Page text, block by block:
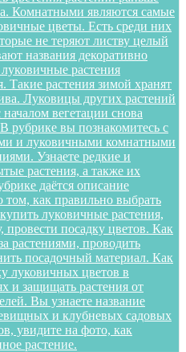
Комнатными являются самые
цветы. Есть среди них
не теряют листву целый
названия декоративно
растения
Такие растения зимой хранят
Луковицы других растений
вегетации снова
рубрике вы познакомитесь с
и луковичными комнатными
Узнаете редкие и
растения, а также их
даётся описание
том, как правильно выбрать
луковичные растения,
провести посадку цветов. Как
растениями, проводить
посадочный материал. Как
луковичных цветов в
и защищать растения от
Вы узнаете название
и клубневых садовых
увидите на фото, как
растение.